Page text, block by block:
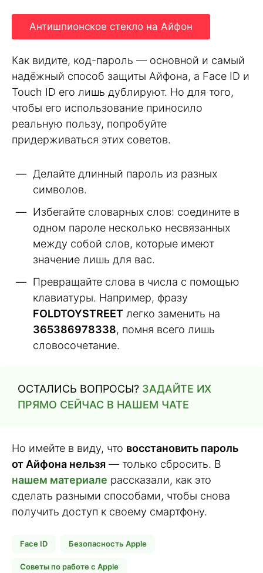
Антишпионское стекло на Айфон
Как видите, код-пароль — основной и самый
надёжный способ защиты Айфона, а Face ID и
Touch ID его лишь дублируют. Но для того,
чтобы его использование приносило
реальную пользу, попробуйте
придерживаться этих советов.
Делайте длинный пароль из разных
символов.
Избегайте словарных слов: соедините в
одном пароле несколько несвязанных
между собой слов, которые имеют
значение лишь для вас.
Превращайте слова в числа с помощью
клавиатуры. Например, фразу
FOLDTOYSTREET легко заменить на
365386978338, помня всего лишь
словосочетание.
ОСТАЛИСЬ ВОПРОСЫ? ЗАДАЙТЕ ИХ
ПРЯМО СЕЙЧАС В НАШЕМ ЧАТЕ
Но имейте в виду, что восстановить пароль
от Айфона нельзя — только сбросить. В
нашем материале рассказали, как это
сделать разными способами, чтобы снова
получить доступ к своему смартфону.
Face ID Безопасность Apple
Советы по работе с Apple